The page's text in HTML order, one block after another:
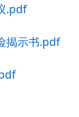
.pdf
揭示书.pdf